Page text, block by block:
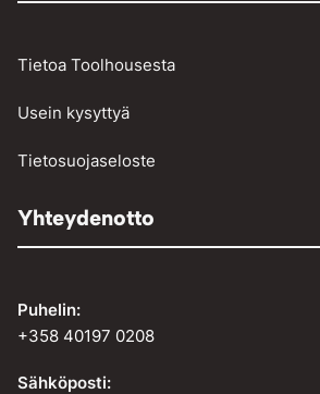
Tietoa Toolhousesta
Usein kysyttyä
Tietosuojaseloste
Yhteydenotto
Puhelin:
+358 40197 0208
Sähköposti: